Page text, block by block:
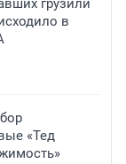
грузили
в
«Тед